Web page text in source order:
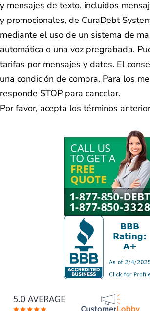
y mensajes de texto, incluidos
y promocionales, de CuraDebt
mediante el uso de un sistema de
automática o una voz pregrabada.
tarifas por mensajes y datos. El
una condición de compra. Para los
responde STOP para cancelar.
Por favor, acepta los términos
5.0 AVERAGE